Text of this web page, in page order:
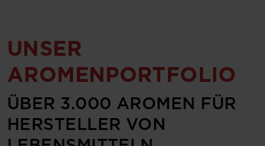
UNSER
AROMENPORTFOLIO
ÜBER 3.000 AROMEN FÜR
HERSTELLER VON